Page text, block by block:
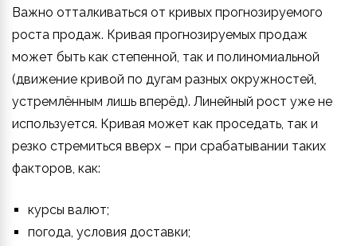
Важно отталкиваться от кривых прогнозируемого
роста продаж. Кривая прогнозируемых продаж
может быть как степенной, так и полиномиальной
(движение кривой по дугам разных окружностей,
устремлённым лишь вперёд). Линейный рост уже не
используется. Кривая может как проседать, так и
резко стремиться вверх – при срабатывании таких
факторов, как:
курсы валют;
погода, условия доставки;